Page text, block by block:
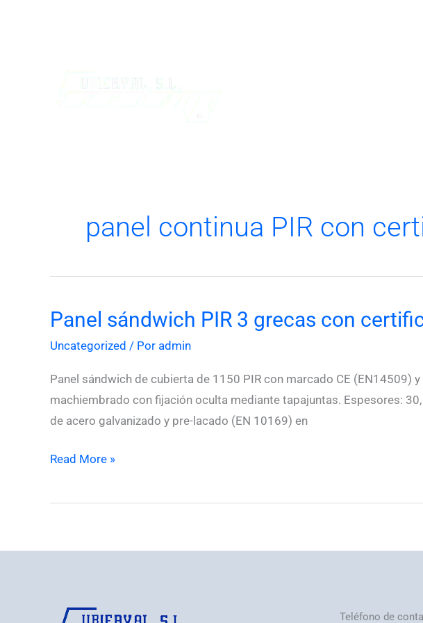
panel continua PIR con
Panel sándwich PIR 3 grecas con
Uncategorized / Por admin
Panel sándwich de cubierta de 1150 PIR con marcado CE
machiembrado con fijación oculta mediante tapajuntas. Espesores:
de acero galvanizado y pre-lacado (EN 10169) en
Panel
3
grecas
con
Factory
Read More »
Teléfono de